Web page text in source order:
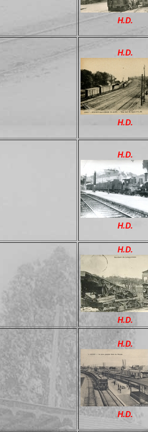
H.D.
H.D.
H.D.
H.D.
H.D.
H.D.
H.D.
H.D.
H.D.